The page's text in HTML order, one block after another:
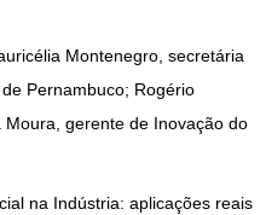
Montenegro, secretária
Pernambuco; Rogério
gerente de Inovação do
na Indústria: aplicações reais